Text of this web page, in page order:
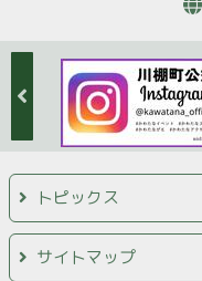
トピックス
サイトマップ